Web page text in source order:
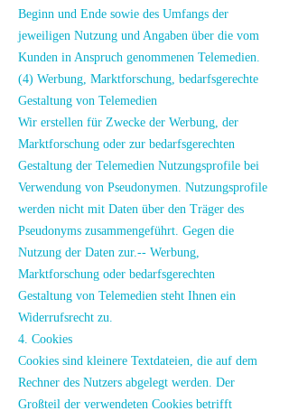
Beginn und Ende sowie des Umfangs der
jeweiligen Nutzung und Angaben über die vom
Kunden in Anspruch genommenen Telemedien.
(4) Werbung, Marktforschung, bedarfsgerechte
Gestaltung von Telemedien
Wir erstellen für Zwecke der Werbung, der
Marktforschung oder zur bedarfsgerechten
Gestaltung der Telemedien Nutzungsprofile bei
Verwendung von Pseudonymen. Nutzungsprofile
werden nicht mit Daten über den Träger des
Pseudonyms zusammengeführt. Gegen die
Nutzung der Daten zur.-- Werbung,
Marktforschung oder bedarfsgerechten
Gestaltung von Telemedien steht Ihnen ein
Widerrufsrecht zu.
4. Cookies
Cookies sind kleinere Textdateien, die auf dem
Rechner des Nutzers abgelegt werden. Der
Großteil der verwendeten Cookies betrifft